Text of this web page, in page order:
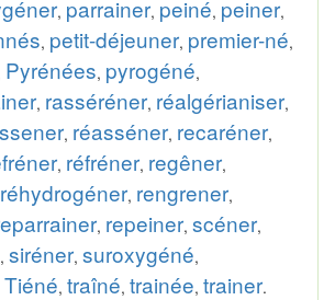
, parrainer, peiné, peiner,
, petit-déjeuner, premier-né,
Pyrénées, pyrogéné,
, rasséréner, réalgérianiser,
, réasséner, recaréner,
, réfréner, regêner,
réhydrogéner, rengrener,
, repeiner, scéner,
, siréner, suroxygéné,
Tiéné, traîné, trainée, trainer.